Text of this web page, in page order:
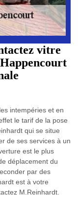
vitre
intempéries et en
le tarif de la pose
qui se situe
de ses services à un
est le plus
déplacement du
par des
est à votre
M.Reinhardt.